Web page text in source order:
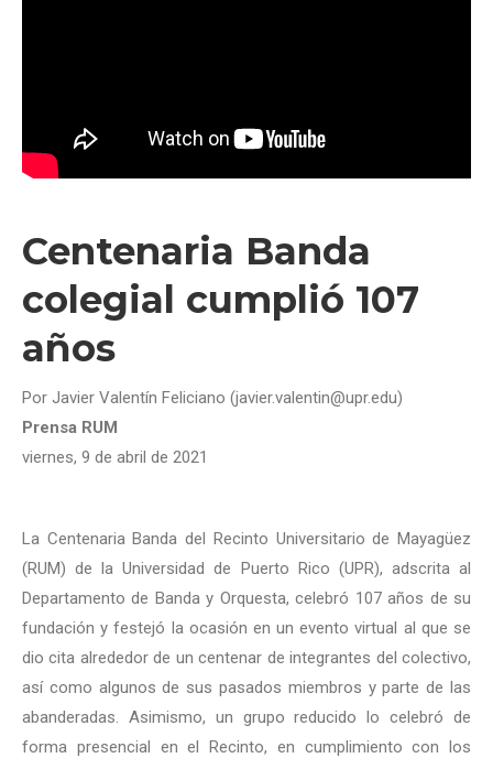
Centenaria Banda
colegial cumplió 107
años
Por Javier Valentín Feliciano (javier.valentin@upr.edu)
Prensa RUM
viernes, 9 de abril de 2021
La Centenaria Banda del Recinto Universitario de Mayagüez
(RUM) de la Universidad de Puerto Rico (UPR), adscrita al
Departamento de Banda y Orquesta, celebró 107 años de su
fundación y festejó la ocasión en un evento virtual al que se
dio cita alrededor de un centenar de integrantes del colectivo,
así como algunos de sus pasados miembros y parte de las
abanderadas. Asimismo, un grupo reducido lo celebró de
forma presencial en el Recinto, en cumplimiento con los